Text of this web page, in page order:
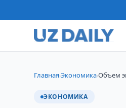
Главная›Экономика›Объем
ЭКОНОМИКА